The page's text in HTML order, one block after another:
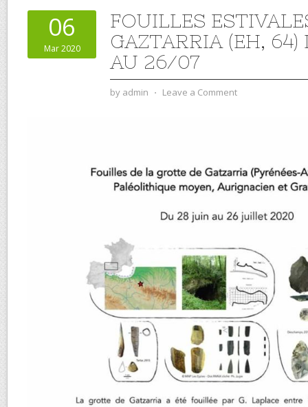
06
Mar 2020
FOUILLES
GAZTARRIA (EH,
AU 26/07
by admin ⋅ Leave a Comment